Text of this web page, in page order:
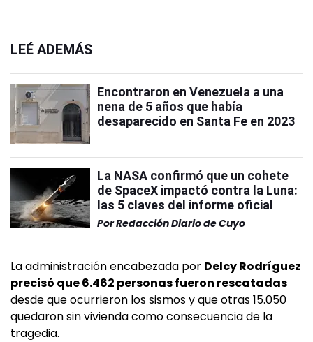
LEÉ ADEMÁS
Encontraron en Venezuela a una
nena de 5 años que había
desaparecido en Santa Fe en 2023
La NASA confirmó que un cohete
de SpaceX impactó contra la Luna:
las 5 claves del informe oficial
PorRedacción Diario de Cuyo
La administración encabezada por Delcy Rodríguez
precisó que 6.462 personas fueron rescatadas
desde que ocurrieron los sismos y que otras 15.050
quedaron sin vivienda como consecuencia de la
tragedia.